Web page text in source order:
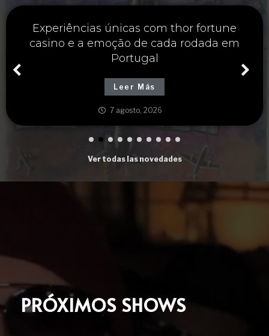
Soluções inteligentes para o seu futuro
com thorfortune e estratégias financeiras
sólidas
Leer Más
7 agosto, 2026
Ver todas las novedades
PRÓXIMOS SHOWS